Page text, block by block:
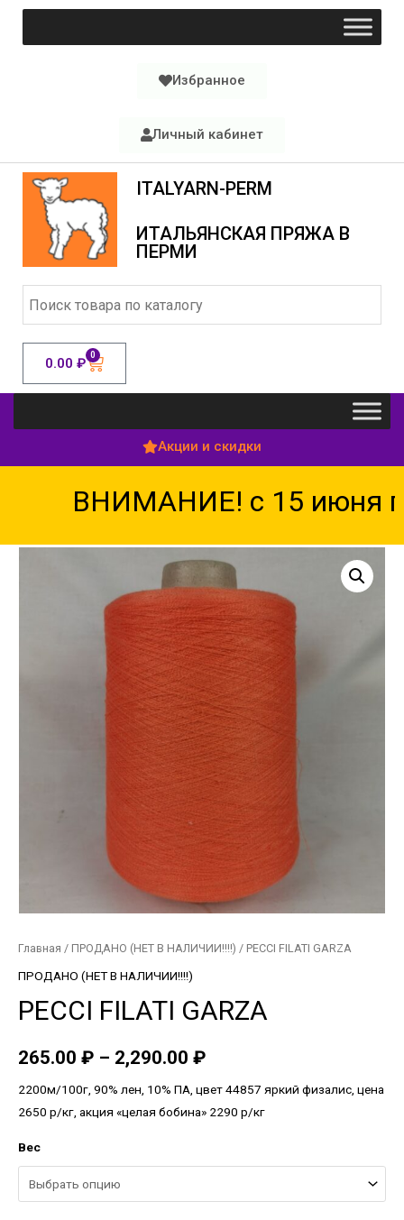
Избранное
Личный кабинет
ITALYARN-PERM
ИТАЛЬЯНСКАЯ ПРЯЖА В
ПЕРМИ
0.00 ₽ 0
Акции и скидки
ВНИМАНИЕ! с 15 июня
Главная / ПРОДАНО (НЕТ В НАЛИЧИИ!!!!) / PECCI FILATI GARZA
ПРОДАНО (НЕТ В НАЛИЧИИ!!!!)
PECCI FILATI GARZA
265.00 ₽ – 2,290.00 ₽
2200м/100г, 90% лен, 10% ПА, цвет 44857 яркий физалис, цена
2650 р/кг, акция «целая бобина» 2290 р/кг
Вес